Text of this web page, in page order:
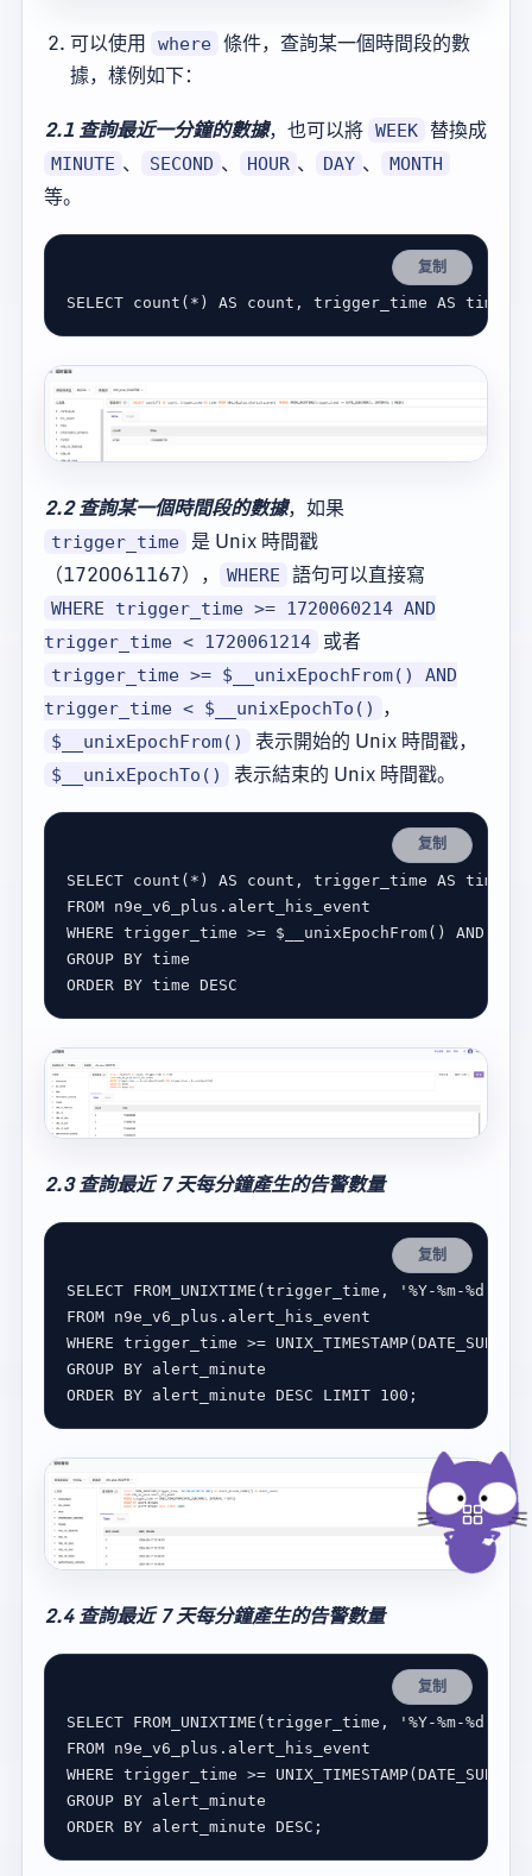
可以使用 where 條件，查詢某一個時間段的數
據，樣例如下：
2.1 查詢最近一分鐘的數據，也可以將 WEEK 替換成
MINUTE 、 SECOND 、 HOUR 、 DAY 、 MONTH
等。
复制
SELECT count ( * ) AS count , trigger_time AS time
2.2 查詢某一個時間段的數據，如果
trigger_time 是 Unix 時間戳
（1720061167），
WHERE 語句可以直接寫
WHERE trigger_time >= 1720060214 AND
trigger_time < 1720061214
或者
trigger_time >= $__unixEpochFrom() AND
trigger_time < $__unixEpochTo()
，
$__unixEpochFrom() 表示開始的 Unix 時間戳，
$__unixEpochTo() 表示結束的 Unix 時間戳。
复制
SELECT count ( * ) AS count , trigger_time AS
FROM
WHERE trigger_time >= $ __unixEpochFrom() AND
GROUP BY
ORDER
BY time DESC
2.3 查詢最近 7 天每分鐘產生的告警數量
复制
SELECT FROM_UNIXTIME(trigger_time,
'%Y-%m-%d
FROM
WHERE trigger_time >=
GROUP BY
ORDER BY alert_minute DESC LIMIT 100
2.4 查詢最近 7 天每分鐘產生的告警數量
复制
SELECT FROM_UNIXTIME(trigger_time,
'%Y-%m-%d
FROM
WHERE trigger_time >=
GROUP BY
ORDER BY alert_minute DESC